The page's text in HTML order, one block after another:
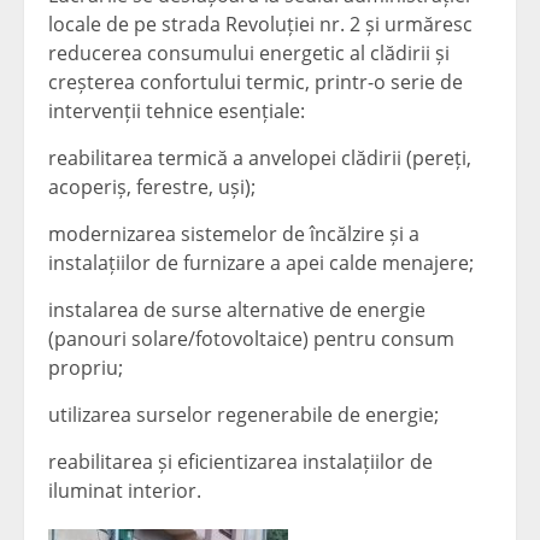
locale de pe strada Revoluției nr. 2 și urmăresc
reducerea consumului energetic al clădirii și
creșterea confortului termic, printr-o serie de
intervenții tehnice esențiale:
reabilitarea termică a anvelopei clădirii (pereți,
acoperiș, ferestre, uși);
modernizarea sistemelor de încălzire și a
instalațiilor de furnizare a apei calde menajere;
instalarea de surse alternative de energie
(panouri solare/fotovoltaice) pentru consum
propriu;
utilizarea surselor regenerabile de energie;
reabilitarea și eficientizarea instalațiilor de
iluminat interior.